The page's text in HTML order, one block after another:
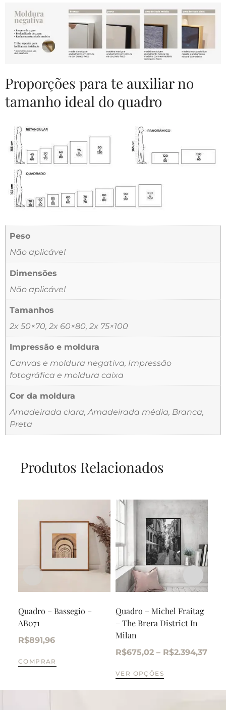
Proporções para te auxiliar no
tamanho ideal do quadro
Peso
Não aplicável
Dimensões
Não aplicável
Tamanhos
2x 50×70, 2x 60×80, 2x 75×100
Impressão e moldura
Canvas e moldura negativa, Impressão
fotográfica e moldura caixa
Cor da moldura
Amadeirada clara, Amadeirada média, Branca,
Preta
Produtos Relacionados
Quadro – Bassegio –
AB071
R$891,96
COMPRAR
Quadro – Michel Fraitag
– The Brera District In
Milan
R$675,02 – R$2.394,37
VER OPÇÕES